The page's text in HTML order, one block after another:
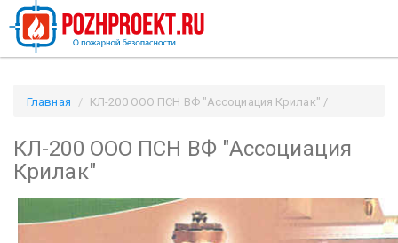
Главная
КЛ-200 ООО ПСН ВФ "Ассоциация Крилак" /
КЛ-200 ООО ПСН ВФ "Ассоциация
Крилак"